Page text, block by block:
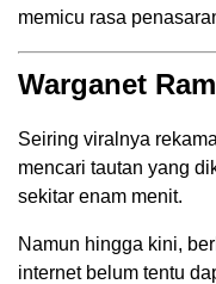
memicu rasa
Warganet
Seiring viralnya
mencari tautan yang
sekitar enam menit.
Namun hingga kini,
internet belum tentu